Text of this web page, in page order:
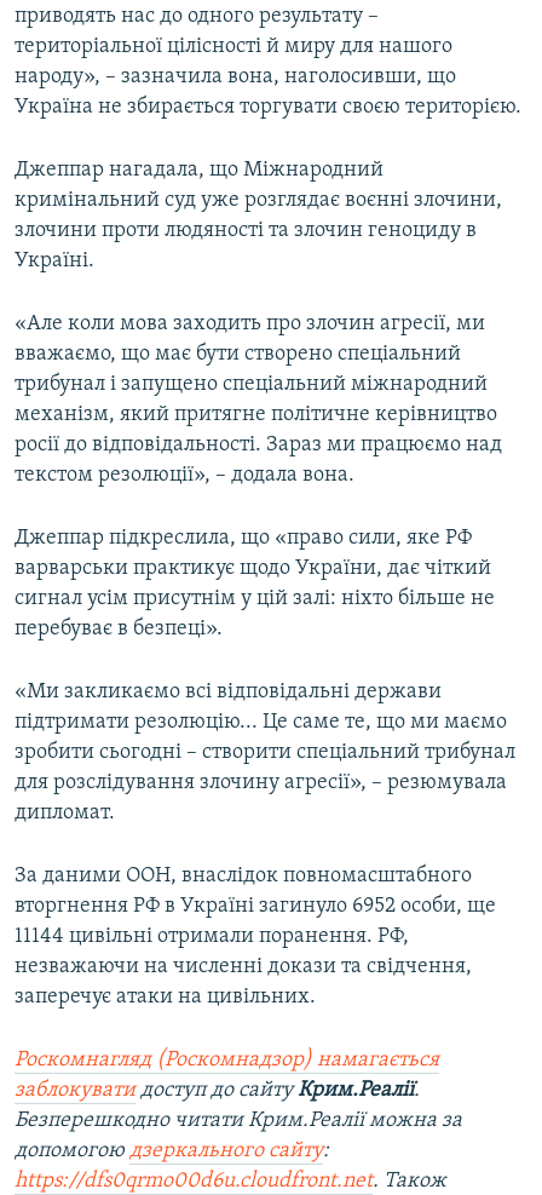
приводять нас до одного результату –
територіальної цілісності й миру для нашого
народу», – зазначила вона, наголосивши, що
Україна не збирається торгувати своєю територією.
Джеппар нагадала, що Міжнародний
кримінальний суд уже розглядає воєнні злочини,
злочини проти людяності та злочин геноциду в
Україні.
«Але коли мова заходить про злочин агресії, ми
вважаємо, що має бути створено спеціальний
трибунал і запущено спеціальний міжнародний
механізм, який притягне політичне керівництво
росії до відповідальності. Зараз ми працюємо над
текстом резолюції», – додала вона.
Джеппар підкреслила, що «право сили, яке РФ
варварськи практикує щодо України, дає чіткий
сигнал усім присутнім у цій залі: ніхто більше не
перебуває в безпеці».
«Ми закликаємо всі відповідальні держави
підтримати резолюцію... Це саме те, що ми маємо
зробити сьогодні – створити спеціальний трибунал
для розслідування злочину агресії», – резюмувала
дипломат.
За даними ООН, внаслідок повномасштабного
вторгнення РФ в Україні загинуло 6952 особи, ще
11144 цивільні отримали поранення. РФ,
незважаючи на численні докази та свідчення,
заперечує атаки на цивільних.
Роскомнагляд (Роскомнадзор) намагається
заблокуватидоступ до сайтуКрим.Реалії.
Безперешкодно читати Крим.Реалії можна за
допомогою дзеркального сайту:
https://dfs0qrmo00d6u.cloudfront.net. Також